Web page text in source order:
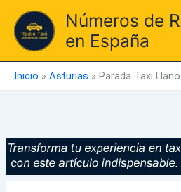
contenido
Números de
en España
Inicio » Asturias » Parada Taxi